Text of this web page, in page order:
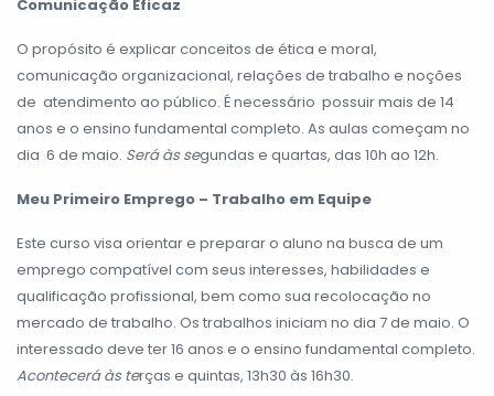
Comunicação Eficaz
O propósito é explicar conceitos de ética e moral,
comunicação organizacional, relações de trabalho e noções
de atendimento ao público. É necessário possuir mais de 14
anos e o ensino fundamental completo. As aulas começam no
dia 6 de maio. Será às segundas e quartas, das 10h ao 12h.
Meu Primeiro Emprego – Trabalho em Equipe
Este curso visa orientar e preparar o aluno na busca de um
emprego compatível com seus interesses, habilidades e
qualificação profissional, bem como sua recolocação no
mercado de trabalho. Os trabalhos iniciam no dia 7 de maio. O
interessado deve ter 16 anos e o ensino fundamental completo.
Acontecerá às terças e quintas, 13h30 às 16h30.